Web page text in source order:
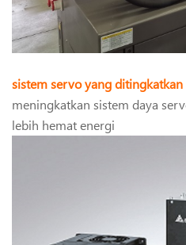
sistem servo yang ditingkatkan
meningkatkan sistem daya
lebih hemat energi